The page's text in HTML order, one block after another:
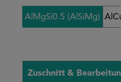
AlMgSi0.5 (AlSiMg)
Zuschnitt &